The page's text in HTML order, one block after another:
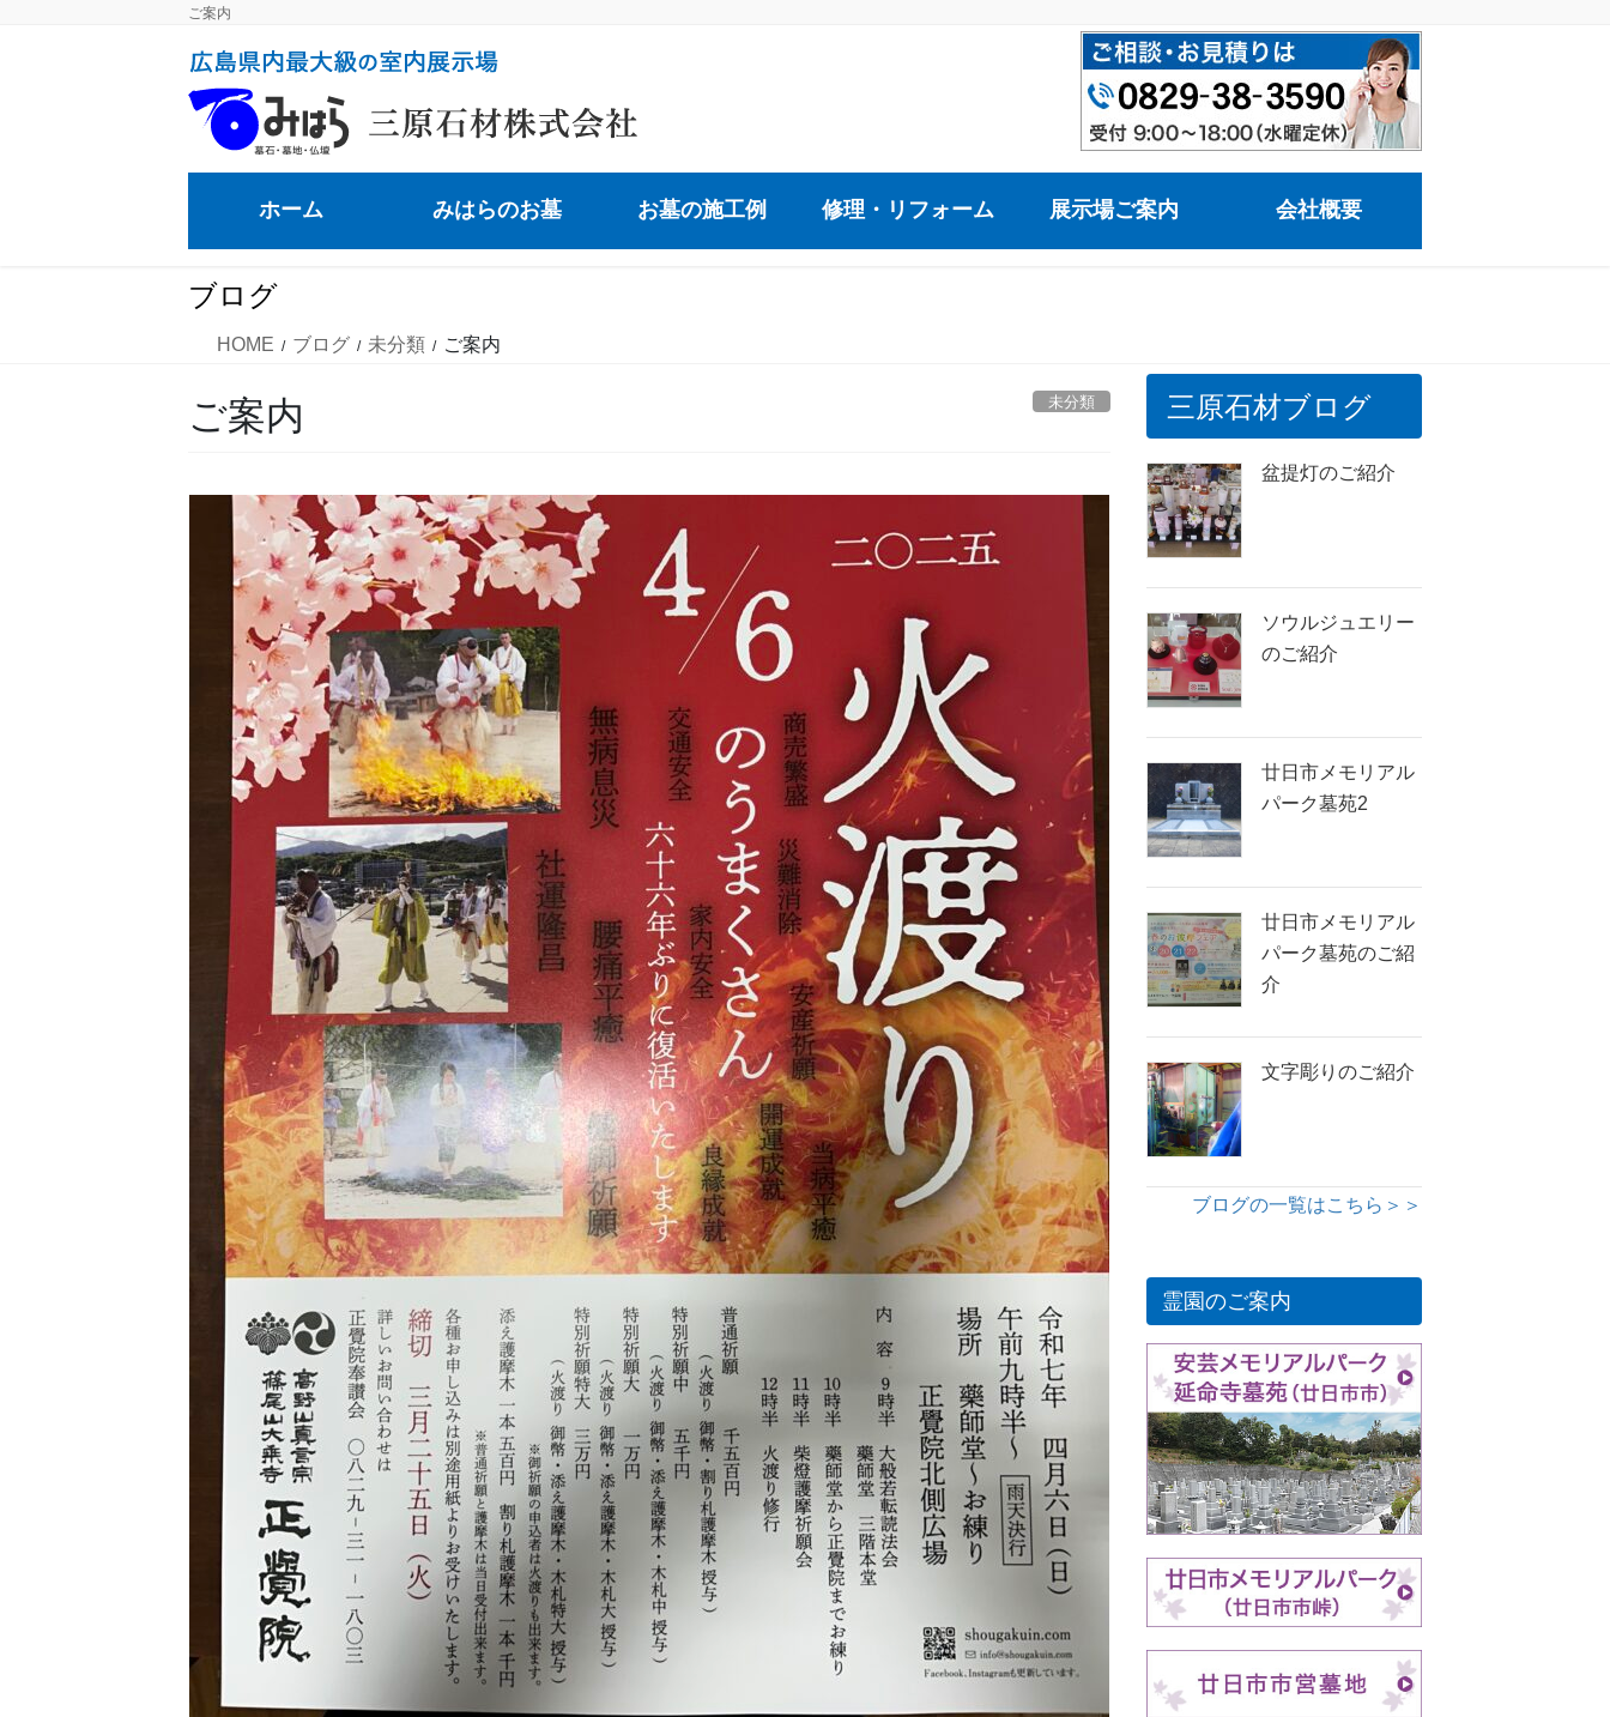
ご案内
ホーム みはらのお墓 お墓の施工例 修理・リフォーム 展示場ご案内 会社概要
ブログ
HOME ブログ 未分類 ご案内
未分類
ご案内 三原石材ブログ
盆提灯のご紹介
ソウルジュエリー
のご紹介
廿日市メモリアル
パーク墓苑2
廿日市メモリアル
パーク墓苑のご紹
介
文字彫りのご紹介
ブログの一覧はこちら＞＞
霊園のご案内